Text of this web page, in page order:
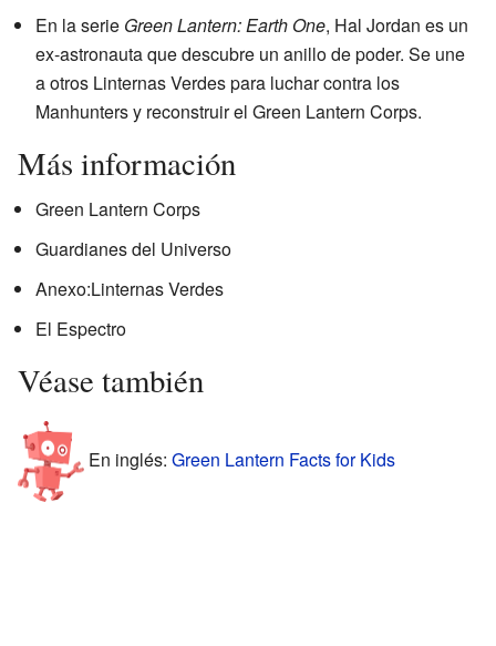
En la serie Green Lantern: Earth One, Hal Jordan es un
ex-astronauta que descubre un anillo de poder. Se une
a otros Linternas Verdes para luchar contra los
Manhunters y reconstruir el Green Lantern Corps.
Más información
Green Lantern Corps
Guardianes del Universo
Anexo:Linternas Verdes
El Espectro
Véase también
En inglés: Green Lantern Facts for Kids